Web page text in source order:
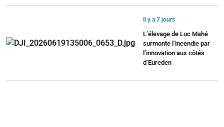
Il y a 7 jours
L’élevage de Luc Mahé
surmonte l’incendie par
l’innovation aux côtés
d’Eureden